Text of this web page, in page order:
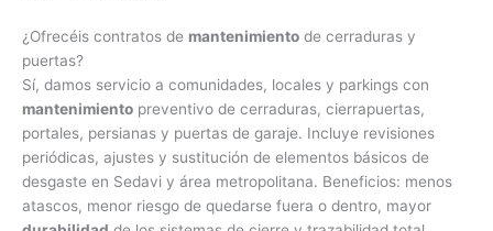
¿Ofrecéis contratos de mantenimiento de cerraduras y
puertas?
Sí, damos servicio a comunidades, locales y parkings con
mantenimiento preventivo de cerraduras, cierrapuertas,
portales, persianas y puertas de garaje. Incluye revisiones
periódicas, ajustes y sustitución de elementos básicos de
desgaste en Sedavi y área metropolitana. Beneficios: menos
atascos, menor riesgo de quedarse fuera o dentro, mayor